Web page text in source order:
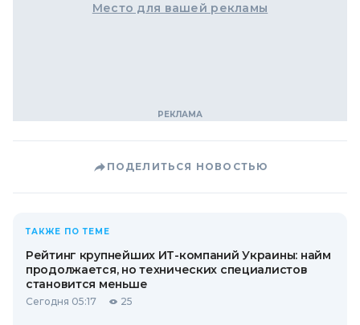
Место для вашей рекламы
ПОДЕЛИТЬСЯ НОВОСТЬЮ
ТАКЖЕ ПО ТЕМЕ
Рейтинг крупнейших ИТ-компаний Украины: найм
продолжается, но технических специалистов
становится меньше
Сегодня 05:17 25